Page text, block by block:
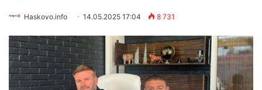
Haskovo.info 14.05.2025 17:04 8 731